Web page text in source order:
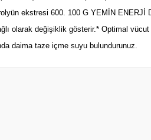
ekstresi 600. 100 G YEMİN ENERJİ
olarak değişiklik gösterir.* Optimal vücut
daima taze içme suyu bulundurunuz.